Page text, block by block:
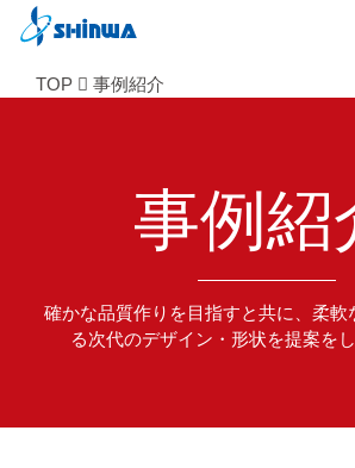
TOP 事例紹介
事例紹
確かな品質作りを目指すと共に、柔軟
る次代のデザイン・形状を提案をし